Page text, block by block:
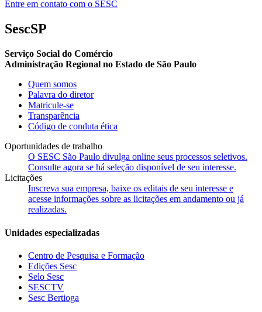
Entre em contato com o SESC
SescSP
Serviço Social do Comércio
Administração Regional no Estado de São Paulo
Quem somos
Palavra do diretor
Matricule-se
Transparência
Código de conduta ética
Oportunidades de trabalho
O SESC São Paulo divulga online seus processos seletivos.
Consulte agora se há seleção disponível de seu interesse.
Licitações
Inscreva sua empresa, baixe os editais de seu interesse e
acesse informações sobre as licitações em andamento ou já
realizadas.
Unidades especializadas
Centro de Pesquisa e Formação
Edições Sesc
Selo Sesc
SESCTV
Sesc Bertioga